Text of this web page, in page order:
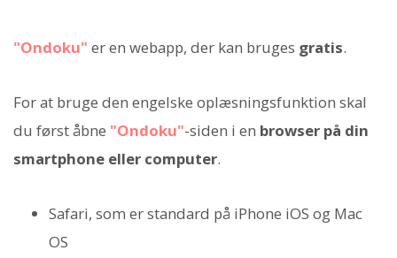
"Ondoku" er en webapp, der kan bruges gratis.
For at bruge den engelske oplæsningsfunktion skal
du først åbne "Ondoku"-siden i en browser på din
smartphone eller computer.
Safari, som er standard på iPhone iOS og Mac
OS